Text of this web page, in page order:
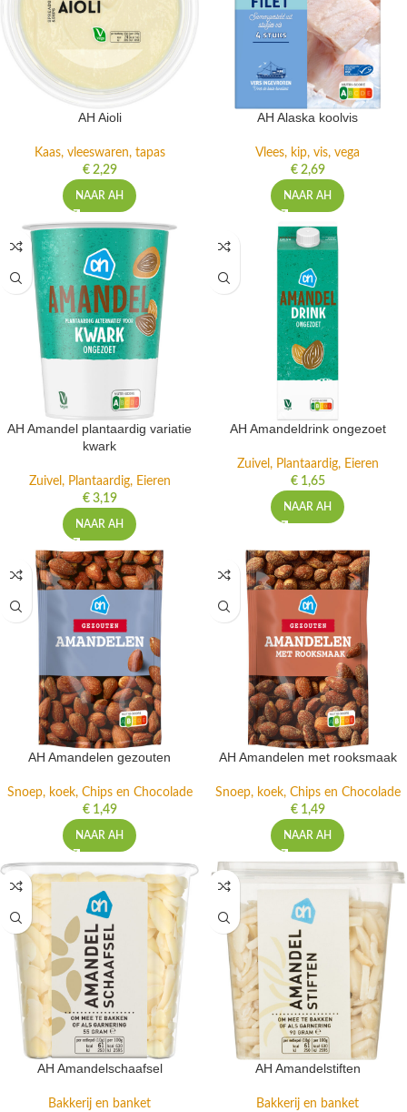
AH Aioli
Kaas, vleeswaren, tapas
€2,29
NAAR AH
AH Alaska koolvis
Vlees, kip, vis, vega
€2,69
NAAR AH
AH Amandel plantaardig variatie
kwark
Zuivel, Plantaardig, Eieren
€3,19
NAAR AH
AH Amandeldrink ongezoet
Zuivel, Plantaardig, Eieren
€1,65
NAAR AH
AH Amandelen gezouten
Snoep, koek, Chips en Chocolade
€1,49
NAAR AH
AH Amandelen met rooksmaak
Snoep, koek, Chips en Chocolade
€1,49
NAAR AH
AH Amandelschaafsel
Bakkerij en banket
AH Amandelstiften
Bakkerij en banket